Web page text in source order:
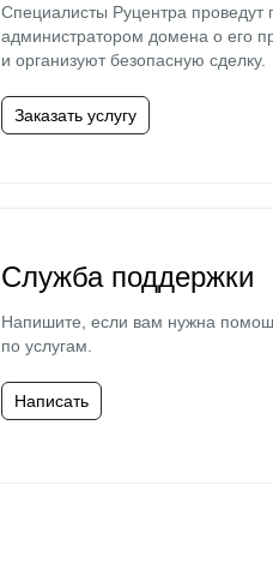
Специалисты Руцентра проведут
администратором домена о его
и организуют безопасную сделку.
Заказать услугу
Служба поддержки
Напишите, если вам нужна
по услугам.
Написать